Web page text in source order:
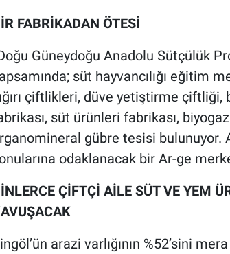
FABRİKADAN ÖTESİ
Güneydoğu Anadolu Sütçülük
süt hayvancılığı eğitim
çiftlikleri, düve yetiştirme
süt ürünleri fabrikası,
gübre tesisi bulunuyor.
odaklanacak bir Ar-ge
ÇİFTÇİ AİLE SÜT VE YEM
arazi varlığının %52’sini